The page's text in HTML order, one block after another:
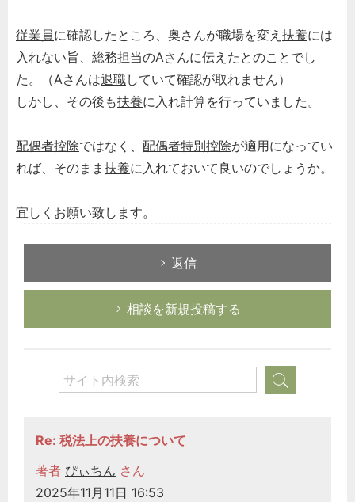
従業員に確認したところ、奥さんが職場を変え 扶養には
入れない旨、 総務担当のAさんに伝えたとのことでし
た。（Aさんは退職していて確認が取れません）
しかし、その後も扶養に入れ計算を行っていました。
配偶者控除ではなく、 配偶者特別控除が適用になってい
れば、そのまま 扶養に入れておいて良いのでしょうか。
宜しくお願い致します。
返信
相談を新規投稿する
Re: 税法上の扶養について
著者 ぴぃちん さん
2025年11月11日 16:53